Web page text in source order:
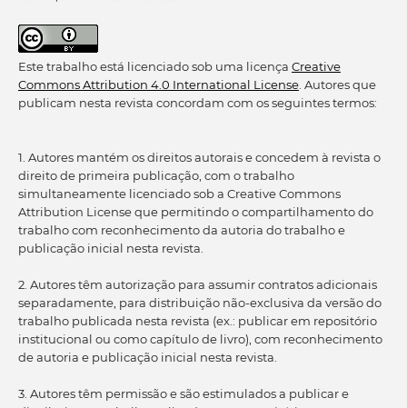
Este trabalho está licenciado sob uma licença Creative
Commons Attribution 4.0 International License. Autores que
publicam nesta revista concordam com os seguintes termos:
1. Autores mantém os direitos autorais e concedem à revista o
direito de primeira publicação, com o trabalho
simultaneamente licenciado sob a Creative Commons
Attribution License que permitindo o compartilhamento do
trabalho com reconhecimento da autoria do trabalho e
publicação inicial nesta revista.
2. Autores têm autorização para assumir contratos adicionais
separadamente, para distribuição não-exclusiva da versão do
trabalho publicada nesta revista (ex.: publicar em repositório
institucional ou como capítulo de livro), com reconhecimento
de autoria e publicação inicial nesta revista.
3. Autores têm permissão e são estimulados a publicar e